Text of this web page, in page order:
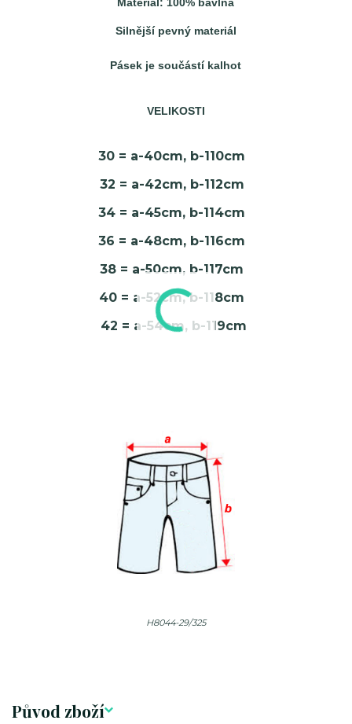
Silnější pevný materiál
Pásek je součástí kalhot
VELIKOSTI
30 = a-40cm, b-110cm
32 = a-42cm, b-112cm
34 = a-45cm, b-114cm
36 = a-48cm, b-116cm
38 = a-50cm, b-117cm
40 = a-52cm, b-118cm
42 = a-54cm, b-119cm
H8044-29/325
Původ zboží